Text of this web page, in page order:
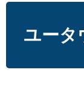
ユータ